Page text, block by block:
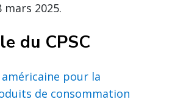
mars 2025.
du CPSC
pour la
de consommation